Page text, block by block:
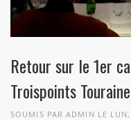
Retour sur le 1er
Troispoints
SOUMIS PARADMIN LE